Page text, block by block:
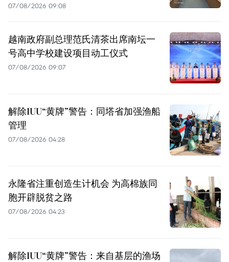
07/08/2026 09:08
越南政府副总理范氏清茶出席南坛一
号高中学校建设项目动工仪式
07/08/2026 09:07
解除IUU“黄牌”警告：同塔省加强渔船
管理
07/08/2026 04:28
永隆省注重创造生计机会 为高棉族同
胞开辟脱贫之路
07/08/2026 04:23
解除IUU“黄牌”警告：来自基层的渔场